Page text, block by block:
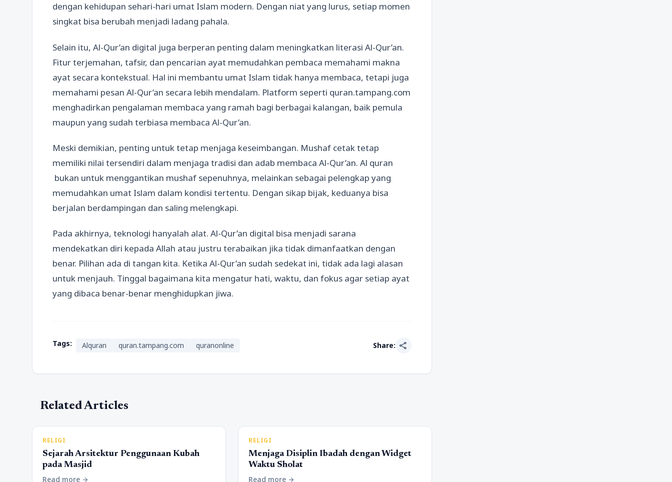
dengan kehidupan sehari-hari umat Islam modern. Dengan niat yang lurus, setiap momen
singkat bisa berubah menjadi ladang pahala.
Selain itu, Al-Qur’an digital juga berperan penting dalam meningkatkan literasi Al-Qur’an.
Fitur terjemahan, tafsir, dan pencarian ayat memudahkan pembaca memahami makna
ayat secara kontekstual. Hal ini membantu umat Islam tidak hanya membaca, tetapi juga
memahami pesan Al-Qur’an secara lebih mendalam. Platform seperti quran.tampang.com
menghadirkan pengalaman membaca yang ramah bagi berbagai kalangan, baik pemula
maupun yang sudah terbiasa membaca Al-Qur’an.
Meski demikian, penting untuk tetap menjaga keseimbangan. Mushaf cetak tetap
memiliki nilai tersendiri dalam menjaga tradisi dan adab membaca Al-Qur’an. Al quran
bukan untuk menggantikan mushaf sepenuhnya, melainkan sebagai pelengkap yang
memudahkan umat Islam dalam kondisi tertentu. Dengan sikap bijak, keduanya bisa
berjalan berdampingan dan saling melengkapi.
Pada akhirnya, teknologi hanyalah alat. Al-Qur’an digital bisa menjadi sarana
mendekatkan diri kepada Allah atau justru terabaikan jika tidak dimanfaatkan dengan
benar. Pilihan ada di tangan kita. Ketika Al-Qur’an sudah sedekat ini, tidak ada lagi alasan
untuk menjauh. Tinggal bagaimana kita mengatur hati, waktu, dan fokus agar setiap ayat
yang dibaca benar-benar menghidupkan jiwa.
Tags: Alquran quran.tampang.com quranonline Share: share
Related Articles
RELIGI
Sejarah Arsitektur Penggunaan Kubah
pada Masjid
Read more arrow_forward
RELIGI
Menjaga Disiplin Ibadah dengan Widget
Waktu Sholat
Read more arrow_forward